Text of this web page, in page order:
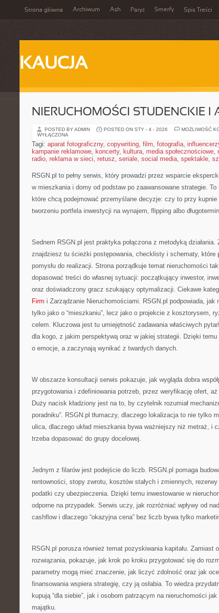
Strona główna Archiwum Ash Paryż Smerfy Spis Treści
KAUCJA
NIERUCHOMOŚCI STUDENCKIE I
POSTED BY ADMIN POSTED ON STY - 4 - 2026
MOŻLIWOŚĆ
WYŁĄCZONA
Tagi: aparat fotograficzny, copywriting, film, fotografia,
kampanie reklamowe, koncerty, kultura, media społecznościowe,
radio, reklama w sieci, retusz, seriale, social media, spektakle,
RSGN.pl to pełny serwis, który prowadzi przez wsparcie
w mieszkania i domy od podstaw po zaawansowane strategie.
które chcą podejmować przemyślane decyzje: czy to przy
tworzeniu portfela inwestycji na wynajem, flipping albo
Sednem RSGN.pl jest praktyka połączona z metodyką działania.
znajdziesz tu ścieżki postępowania, checklisty i schematy, które
pomysłu do realizacji. Strona porządkuje temat nieruchomości
dopasować treści do własnej sytuacji: początkujący inwestor,
oraz doświadczony gracz szukający optymalizacji. Ciekawe
Firm i Zarządzanie Nieruchomościami. RSGN.pl podpowiada,
tylko jako o “mieszkaniu”, lecz jako o projekcie z kosztorysem,
celem. Kluczowa jest tu umiejętność zadawania właściwych
dla kogo, z jakim perspektywą oraz w jakiej strategii. Dzięki
o emocje, a zaczynają wynikać z twardych danych.
W obszarze konsultacji serwis pokazuje, jak wygląda dobra
przygotowania i zdefiniowania potrzeb, przez weryfikację ofert,
Duży nacisk kładziony jest na to, by czytelnik rozumiał
poradniku”. RSGN.pl tłumaczy, dlaczego lokalizacja to nie tylko
ulica, dlaczego układ mieszkania bywa ważniejszy niż metraż, i
trzeba dopasować do grupy docelowej.
Jednym z filarów jest podejście do liczb. RSGN.pl pomaga
rentowności, stopy zwrotu, kosztów stałych i zmiennych,
podatki czy ubezpieczenia. Dzięki temu inwestowanie w
odporne na przypadek. Serwis uczy, jak rozróżniać wpływy od
cashflow i dlaczego “okazyjna cena” bez liczb bywa tylko
RSGN.pl porusza również temat pozyskiwania kapitału. Zamiast
rozwiązania, pokazuje, jak krok po kroku przygotować się do
parametry mogą mieć znaczenie, jak liczyć zdolność oraz jak
finansowania wspiera strategię, czy ją osłabia. To wiedza
kupują “dla siebie”, jak i osobom patrzącym na nieruchomości
majątku.